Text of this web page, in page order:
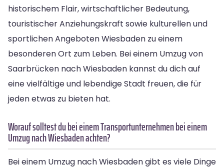
historischem Flair, wirtschaftlicher Bedeutung,
touristischer Anziehungskraft sowie kulturellen und
sportlichen Angeboten Wiesbaden zu einem
besonderen Ort zum Leben. Bei einem Umzug von
Saarbrücken nach Wiesbaden kannst du dich auf
eine vielfältige und lebendige Stadt freuen, die für
jeden etwas zu bieten hat.
Worauf solltest du bei einem Transportunternehmen bei einem
Umzug nach Wiesbaden achten?
Bei einem Umzug nach Wiesbaden gibt es viele Dinge